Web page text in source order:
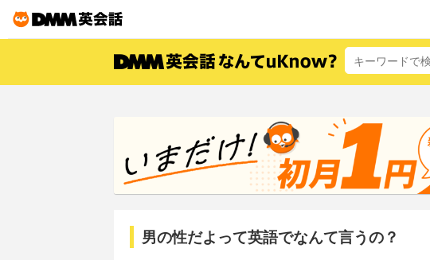
男の性だよって英語でなんて言うの？